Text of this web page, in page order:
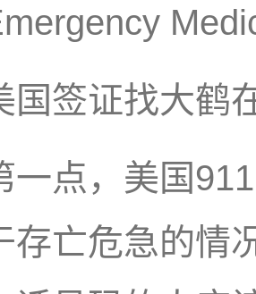
国签证找大鹤
一点，美国
存亡危急的情